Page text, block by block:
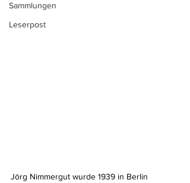
Sammlungen
Leserpost
Jörg Nimmergut wurde 1939 in Berlin